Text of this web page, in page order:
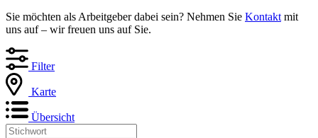
Sie möchten als Arbeitgeber dabei sein? Nehmen Sie Kontakt mit
uns auf – wir freuen uns auf Sie.
Filter
Karte
Übersicht